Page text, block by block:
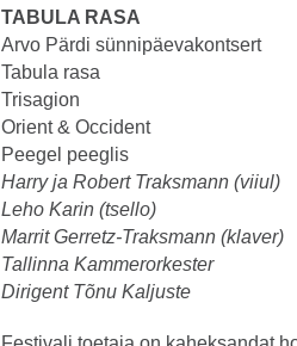
TABULA RASA
Arvo Pärdi sünnipäevakontsert
Tabula rasa
Trisagion
Orient & Occident
Peegel peeglis
Harry ja Robert Traksmann (viiul)
Leho Karin (tsello)
Marrit Gerretz-Traksmann (klaver)
Tallinna Kammerorkester
Dirigent Tõnu Kaljuste